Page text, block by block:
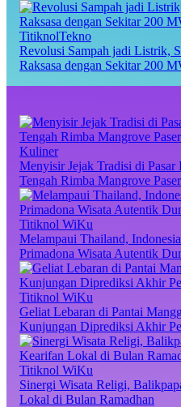
TitiknolTekno
Revolusi Sampah jadi Listrik,
Raksasa dengan Sekitar 200
Kuliner
Menyisir Jejak Tradisi di
Tengah Rimba Mangrove Paser
Titiknol WiKu
Melampaui Thailand,
Primadona Wisata Autentik
Titiknol WiKu
Geliat Lebaran di Pantai
Kunjungan Diprediksi Akhir
Titiknol WiKu
Sinergi Wisata Religi,
Lokal di Bulan Ramadhan